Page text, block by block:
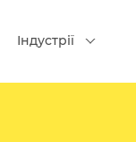
Індустрії